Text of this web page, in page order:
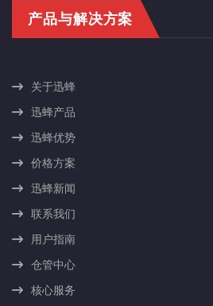
产品与解决方案
关于迅蜂
迅蜂产品
迅蜂优势
价格方案
迅蜂新闻
联系我们
用户指南
仓管中心
核心服务